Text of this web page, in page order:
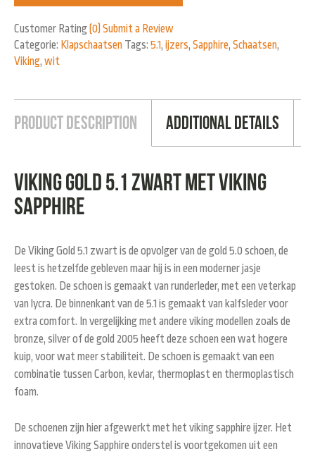
Customer Rating(0) Submit a Review
Categorie: Klapschaatsen Tags: 5.1, ijzers, Sapphire, Schaatsen,
Viking, wit
Product Description Additional Details
Viking gold 5.1 zwart met Viking
Sapphire
De Viking Gold 5.1 zwart is de opvolger van de gold 5.0 schoen, de
leest is hetzelfde gebleven maar hij is in een moderner jasje
gestoken. De schoen is gemaakt van runderleder, met een veterkap
van lycra. De binnenkant van de 5.1 is gemaakt van kalfsleder voor
extra comfort. In vergelijking met andere viking modellen zoals de
bronze, silver of de gold 2005 heeft deze schoen een wat hogere
kuip, voor wat meer stabiliteit. De schoen is gemaakt van een
combinatie tussen Carbon, kevlar, thermoplast en thermoplastisch
foam.
De schoenen zijn hier afgewerkt met het viking sapphire ijzer. Het
innovatieve Viking Sapphire onderstel is voortgekomen uit een